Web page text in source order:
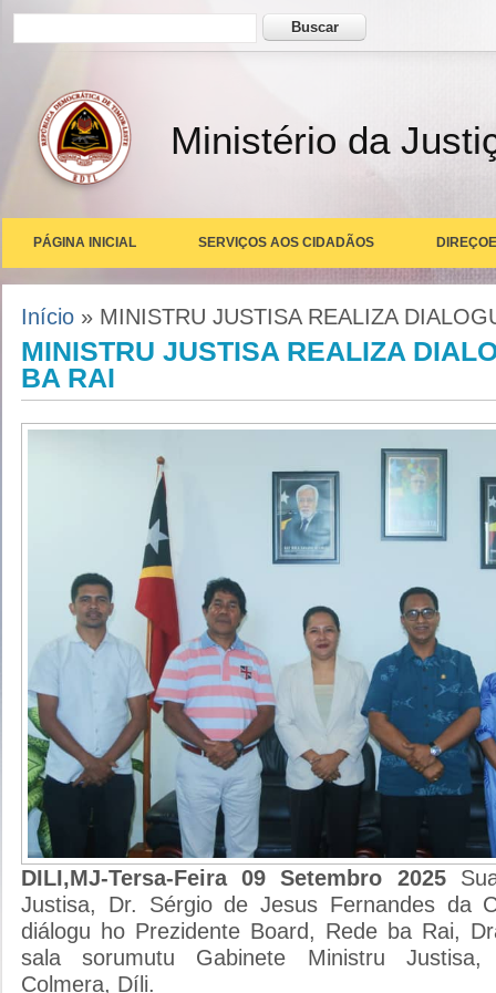
Formulário de busca Buscar
Ministério da
PÁGINA INICIAL SERVIÇOS AOS CIDADÃOS
Você está aqui
Início » MINISTRU JUSTISA REALIZA
MINISTRU JUSTISA REALIZA
BA RAI
DILI,MJ-Tersa-Feira 09 Setembro 2025
Justisa, Dr. Sérgio de Jesus Fernandes da
diálogu ho Prezidente Board, Rede ba Rai,
sala sorumutu Gabinete Ministru Justisa,
Colmera, Díli.